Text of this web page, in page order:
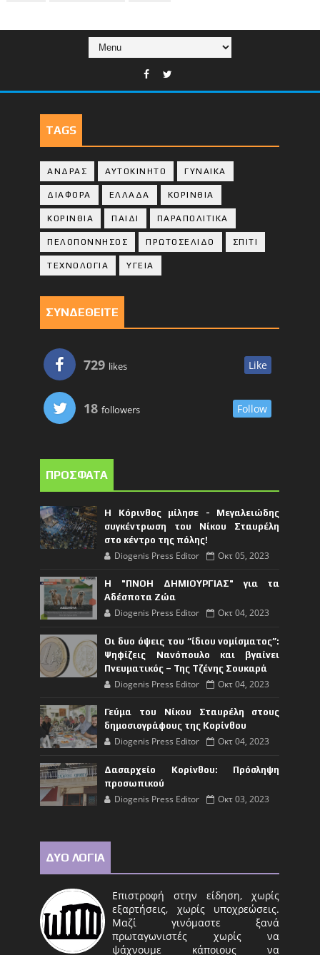
TAGS
ΑΝΔΡΑΣ ΑΥΤΟΚΙΝΗΤΟ ΓΥΝΑΙΚΑ
ΔΙΑΦΟΡΑ ΕΛΛΑΔΑ ΚΟΡΙΝΘΙΑ
ΚΟΡΙΝΘΙA ΠΑΙΔΙ ΠΑΡΑΠΟΛΙΤΙΚΑ
ΠΕΛΟΠΟΝΝΗΣΟΣ ΠΡΩΤΟΣΕΛΙΔΟ ΣΠΙΤΙ
ΤΕΧΝΟΛΟΓΙΑ ΥΓΕΙΑ
ΣΥΝΔΕΘΕΙΤΕ
729 likes Like
18 followers Follow
ΠΡΟΣΦΑΤΑ
Η Κόρινθος μίλησε - Μεγαλειώδης
συγκέντρωση του Νίκου Σταυρέλη
στο κέντρο της πόλης!
Diogenis Press Editor Οκτ 05, 2023
Η "ΠΝΟΗ ΔΗΜΙΟΥΡΓΙΑΣ" για τα
Αδέσποτα Ζώα
Diogenis Press Editor Οκτ 04, 2023
Οι δυο όψεις του “ίδιου νομίσματος”:
Ψηφίζεις Νανόπουλο και βγαίνει
Πνευματικός – Της Τζένης Σουκαρά
Diogenis Press Editor Οκτ 04, 2023
Γεύμα του Νίκου Σταυρέλη στους
δημοσιογράφους της Κορίνθου
Diogenis Press Editor Οκτ 04, 2023
Δασαρχείο Κορίνθου: Πρόσληψη
προσωπικού
Diogenis Press Editor Οκτ 03, 2023
ΔΥΟ ΛΟΓΙΑ
Επιστροφή στην είδηση, χωρίς
εξαρτήσεις, χωρίς υποχρεώσεις.
Μαζί γινόμαστε ξανά
πρωταγωνιστές χωρίς να
ψάχνουμε κάποιους να